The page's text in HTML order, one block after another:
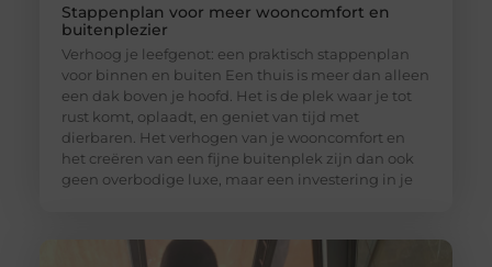
Stappenplan voor meer wooncomfort en
buitenplezier
Verhoog je leefgenot: een praktisch stappenplan
voor binnen en buiten Een thuis is meer dan alleen
een dak boven je hoofd. Het is de plek waar je tot
rust komt, oplaadt, en geniet van tijd met
dierbaren. Het verhogen van je wooncomfort en
het creëren van een fijne buitenplek zijn dan ook
geen overbodige luxe, maar een investering in je